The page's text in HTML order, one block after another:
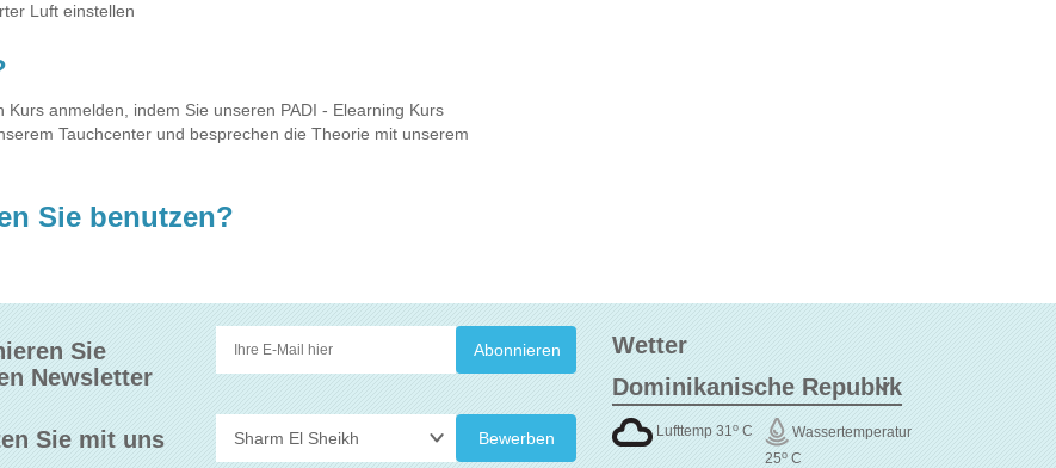
Luft einstellen
Kurs anmelden, indem Sie unseren PADI - Elearning Kurs
Tauchcenter und besprechen die Theorie mit unserem
Sie benutzen?
Sie
Newsletter
Sie mit uns Bewerben
Wetter
Lufttemp 31o C
Wassertemperatur
25oC